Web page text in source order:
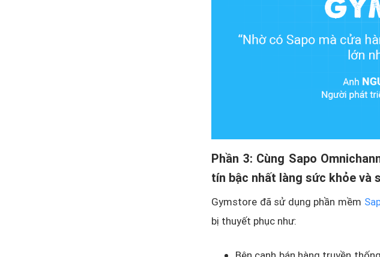
Phần 3: Cùng Sapo
tín bậc nhất làng sức khỏe và
Gymstore đã sử dụng phần mềm
bị thuyết phục như: